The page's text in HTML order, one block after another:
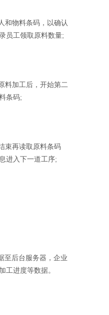
和物料条码，以确认
员工领取原料数量;
料加工后，开始第二
条码;
束再读取原料条码
进入下一道工序;
至后台服务器，企业
工进度等数据。